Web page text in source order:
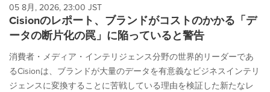
05 8月, 2026, 23:00 JST
Cisionのレポート、ブランドがコストのかかる「デ
ータの断片化の罠」に陥っていると警告
消費者・メディア・インテリジェンス分野の世界的リーダーであ
るCisionは、ブランドが大量のデータを有意義なビジネスインテリ
ジェンスに変換することに苦戦している理由を検証した新たなレ